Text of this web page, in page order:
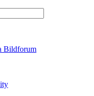
Bildforum